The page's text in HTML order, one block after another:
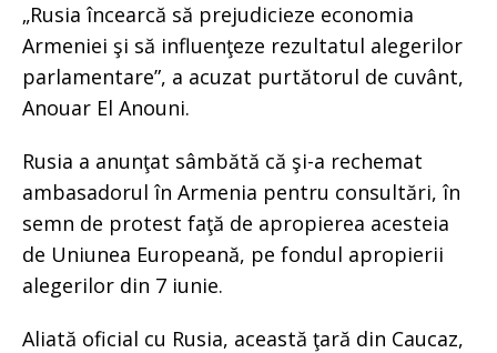
„Rusia încearcă să prejudicieze economia
Armeniei şi să influenţeze rezultatul alegerilor
parlamentare”, a acuzat purtătorul de cuvânt,
Anouar El Anouni.
Rusia a anunţat sâmbătă că şi-a rechemat
ambasadorul în Armenia pentru consultări, în
semn de protest faţă de apropierea acesteia
de Uniunea Europeană, pe fondul apropierii
alegerilor din 7 iunie.
Aliată oficial cu Rusia, această ţară din Caucaz,